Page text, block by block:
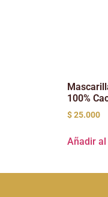
100%
$25.000
Añadir